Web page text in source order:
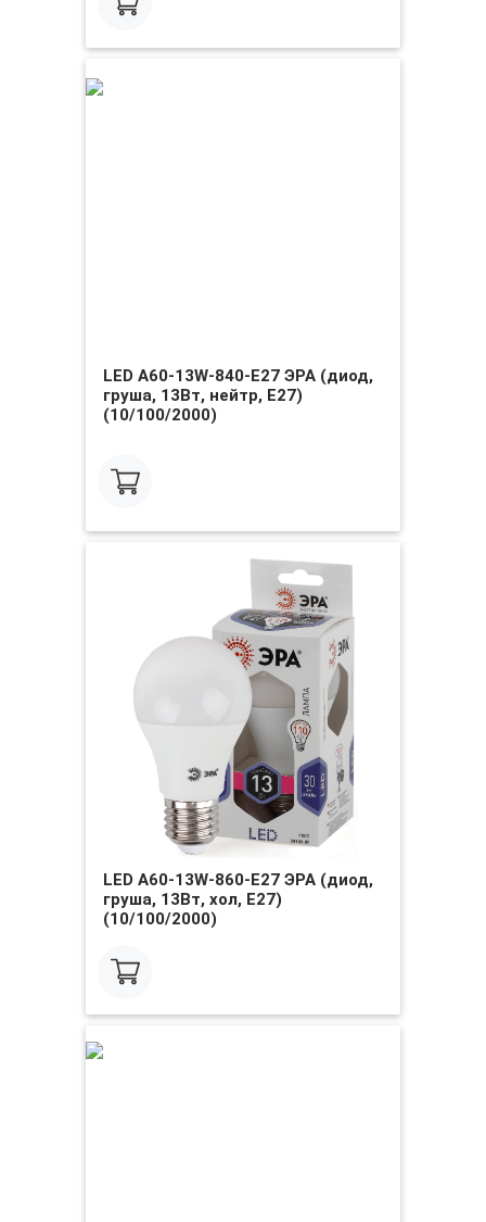
LED A60-13W-840-E27 ЭРА (диод,
груша, 13Вт, нейтр, E27)
(10/100/2000)
LED A60-13W-860-E27 ЭРА (диод,
груша, 13Вт, хол, E27)
(10/100/2000)